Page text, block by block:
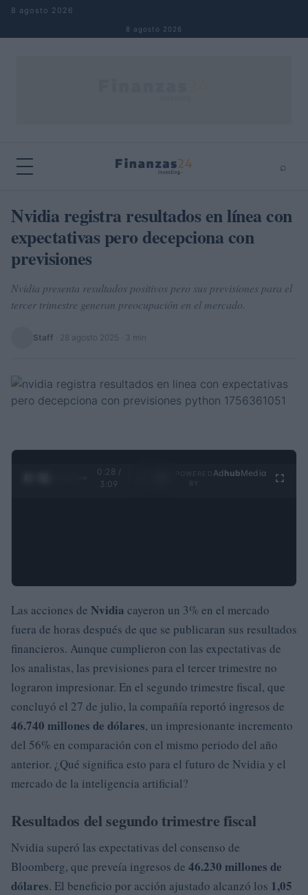
Saltar al contenido
8 agosto 2026
8 agosto 2026
⌕
Buscar ⌕ ×
Nvidia registra resultados en línea con
expectativas pero decepciona con
previsiones
Nvidia presenta resultados positivos pero sus previsiones para el
tercer trimestre generan preocupación en el mercado.
Staff 28 agosto 2025 · 3 min
0:29 /
3:09
Ad hubMedia
Las acciones de Nvidia cayeron un 3% en el mercado
fuera de horas después de que se publicaran sus resultados
financieros. Aunque cumplieron con las expectativas de
los analistas, las previsiones para el tercer trimestre no
lograron impresionar. En el segundo trimestre fiscal, que
concluyó el 27 de julio, la compañía reportó ingresos de
46.740 millones de dólares, un impresionante incremento
del 56% en comparación con el mismo periodo del año
anterior. ¿Qué significa esto para el futuro de Nvidia y el
mercado de la inteligencia artificial?
Resultados del segundo trimestre fiscal
Nvidia superó las expectativas del consenso de
Bloomberg, que preveía ingresos de 46.230 millones de
dólares. El beneficio por acción ajustado alcanzó los 1,05